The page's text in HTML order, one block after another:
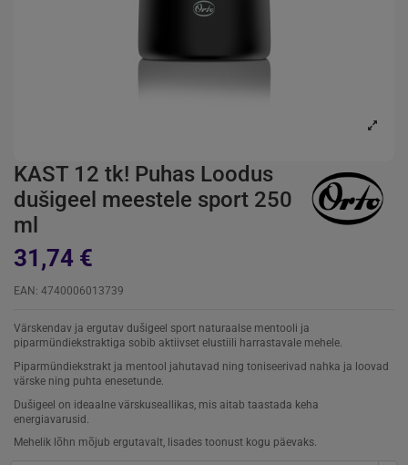
KAST 12 tk! Puhas Loodus
dušigeel meestele sport 250
ml
31,74 €
EAN: 4740006013739
Värskendav ja ergutav dušigeel sport naturaalse mentooli ja
piparmündiekstraktiga sobib aktiivset elustiili harrastavale mehele.
Piparmündiekstrakt ja mentool jahutavad ning toniseerivad nahka ja loovad
värske ning puhta enesetunde.
Dušigeel on ideaalne värskuseallikas, mis aitab taastada keha
energiavarusid.
Mehelik lõhn mõjub ergutavalt, lisades toonust kogu päevaks.